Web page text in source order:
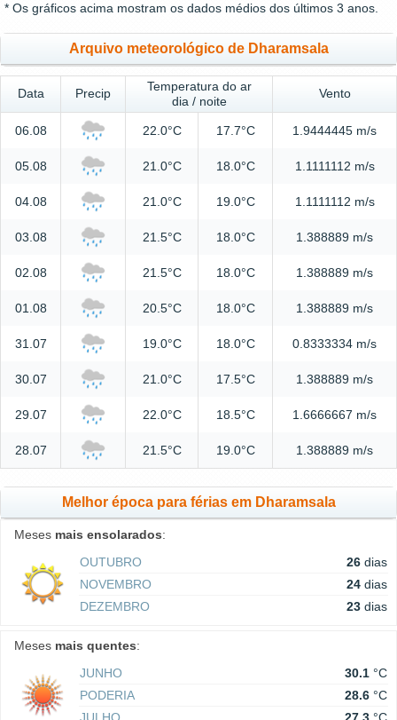
* Os gráficos acima mostram os dados médios dos últimos 3 anos.
Arquivo meteorológico de Dharamsala
Data Precip
Temperatura do ar
dia / noite
Vento
06.08 22.0°C 17.7°C 1.9444445 m/s
05.08 21.0°C 18.0°C 1.1111112 m/s
04.08 21.0°C 19.0°C 1.1111112 m/s
03.08 21.5°C 18.0°C 1.388889 m/s
02.08 21.5°C 18.0°C 1.388889 m/s
01.08 20.5°C 18.0°C 1.388889 m/s
31.07 19.0°C 18.0°C 0.8333334 m/s
30.07 21.0°C 17.5°C 1.388889 m/s
29.07 22.0°C 18.5°C 1.6666667 m/s
28.07 21.5°C 19.0°C 1.388889 m/s
Melhor época para férias em Dharamsala
Meses mais ensolarados:
OUTUBRO
26 dias
NOVEMBRO
24 dias
DEZEMBRO
23 dias
Meses mais quentes:
JUNHO
30.1 °C
PODERIA
28.6 °C